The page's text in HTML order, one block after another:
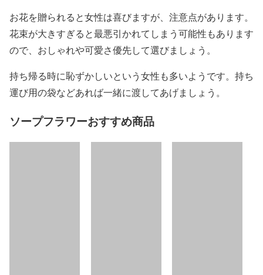
お花を贈られると女性は喜びますが、注意点があります。
花束が大きすぎると最悪引かれてしまう可能性もあります
ので、おしゃれや可愛さ優先して選びましょう。
持ち帰る時に恥ずかしいという女性も多いようです。持ち
運び用の袋などあれば一緒に渡してあげましょう。
ソープフラワーおすすめ商品